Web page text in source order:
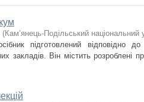
(Кам’янець-Подільський національний
підготовлений відповідно
закладів. Він містить розроблені